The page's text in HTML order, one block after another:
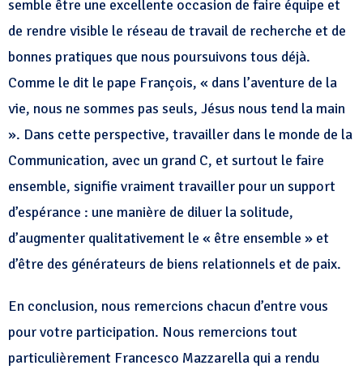
semble être une excellente occasion de faire équipe et
de rendre visible le réseau de travail de recherche et de
bonnes pratiques que nous poursuivons tous déjà.
Comme le dit le pape François, « dans l’aventure de la
vie, nous ne sommes pas seuls, Jésus nous tend la main
». Dans cette perspective, travailler dans le monde de la
Communication, avec un grand C, et surtout le faire
ensemble, signifie vraiment travailler pour un support
d’espérance : une manière de diluer la solitude,
d’augmenter qualitativement le « être ensemble » et
d’être des générateurs de biens relationnels et de paix.
En conclusion, nous remercions chacun d’entre vous
pour votre participation. Nous remercions tout
particulièrement Francesco Mazzarella qui a rendu